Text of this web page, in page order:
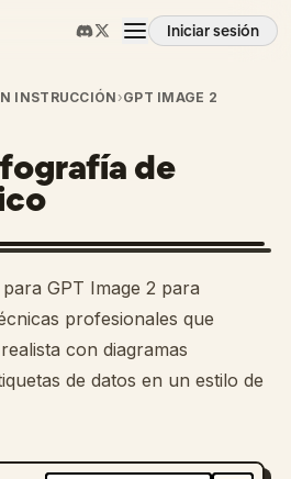
Iniciar sesión
INSTRUCCIÓN ›GPT IMAGE 2
de
GPT Image 2 para
profesionales que
con diagramas
de datos en un estilo de